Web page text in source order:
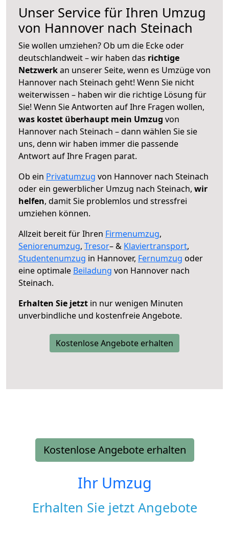
Unser Service für Ihren Umzug
von Hannover nach Steinach
Sie wollen umziehen? Ob um die Ecke oder
deutschlandweit – wir haben das richtige
Netzwerkan unserer Seite, wenn es Umzüge von
Hannover nach Steinach geht! Wenn Sie nicht
weiterwissen – haben wir die richtige Lösung für
Sie! Wenn Sie Antworten auf Ihre Fragen wollen,
was kostet überhaupt mein Umzug von
Hannover nach Steinach – dann wählen Sie sie
uns, denn wir haben immer die passende
Antwort auf Ihre Fragen parat.
Ob ein Privatumzug von Hannover nach Steinach
oder ein gewerblicher Umzug nach Steinach, wir
helfen, damit Sie problemlos und stressfrei
umziehen können.
Allzeit bereit für Ihren Firmenumzug,
Seniorenumzug, Tresor– & Klaviertransport,
Studentenumzug in Hannover, Fernumzug oder
eine optimale Beiladung von Hannover nach
Steinach.
Erhalten Sie jetzt in nur wenigen Minuten
unverbindliche und kostenfreie Angebote.
Kostenlose Angebote erhalten
Kostenlose Angebote erhalten
Ihr Umzug
Erhalten Sie jetzt Angebote